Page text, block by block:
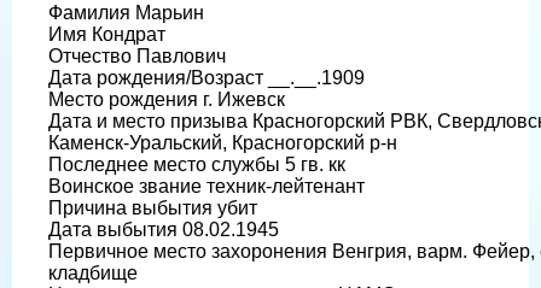
Фамилия Марьин
Имя Кондрат
Отчество Павлович
Дата рождения/Возраст __.__.1909
Место рождения г. Ижевск
Дата и место призыва Красногорский РВК,
Каменск-Уральский, Красногорский р-н
Последнее место службы 5 гв. кк
Воинское звание техник-лейтенант
Причина выбытия убит
Дата выбытия 08.02.1945
Первичное место захоронения Венгрия, варм. Фейер,
кладбище